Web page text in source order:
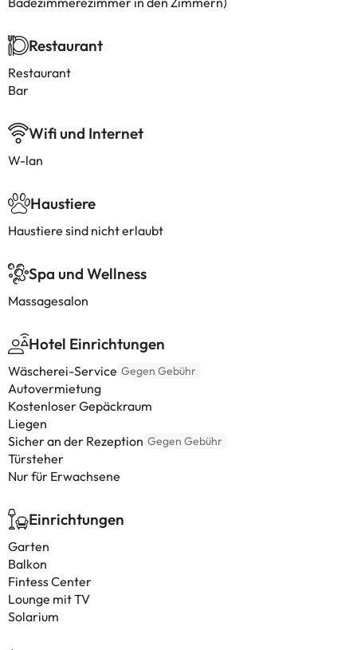
Restaurant
Restaurant
Bar
Wifi und Internet
W-lan
Haustiere
Haustiere sind nicht erlaubt
Spa und Wellness
Massagesalon
Hotel Einrichtungen
Wäscherei-Service Gegen Gebühr
Autovermietung
Kostenloser Gepäckraum
Liegen
Sicher an der Rezeption Gegen Gebühr
Türsteher
Nur für Erwachsene
Einrichtungen
Garten
Balkon
Fintess Center
Lounge mit TV
Solarium